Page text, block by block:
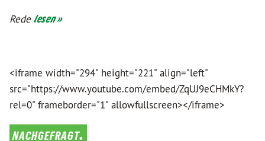
Redelesen »
<iframe width="294" height="221" align="left"
src="https://www.youtube.com/embed/ZqUJ9eCHMkY?
rel=0" frameborder="1" allowfullscreen></iframe>
nachgefragt.